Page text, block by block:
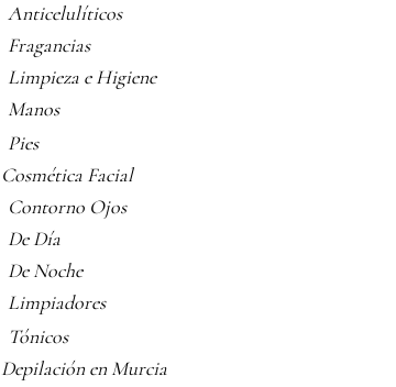
Anticelulíticos
Fragancias
Limpieza e Higiene
Manos
Pies
Cosmética Facial
Contorno Ojos
De Día
De Noche
Limpiadores
Tónicos
Depilación en Murcia